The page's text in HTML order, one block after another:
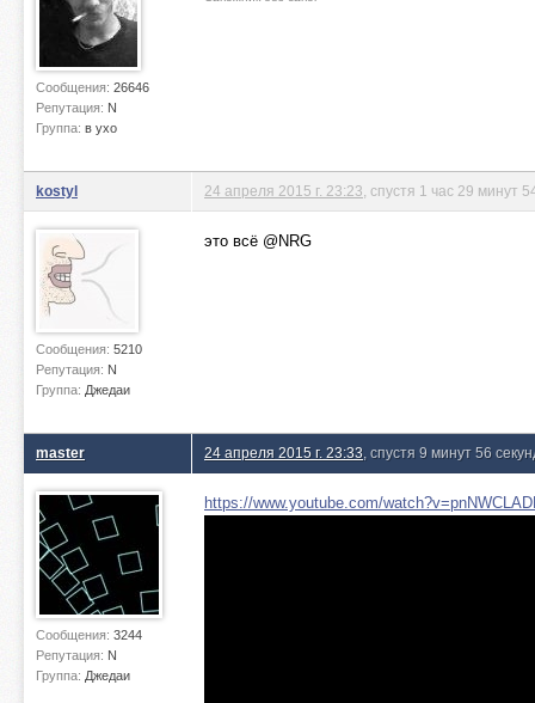
Сообщения: 26646
Репутация: N
Группа: в ухо
kostyl
Сообщения: 5210
Репутация: N
Группа: Джедаи
24 апреля 2015 г. 23:23 , спустя 1 час 29 минут
это всё @NRG
master
Сообщения: 3244
Репутация: N
Группа: Джедаи
24 апреля 2015 г. 23:33 , спустя 9 минут 56
https://www.youtube.com/